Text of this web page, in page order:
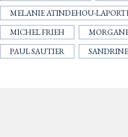
MELANIE ATINDEHOU-
MICHEL FRIEH
PAUL SAUTIER